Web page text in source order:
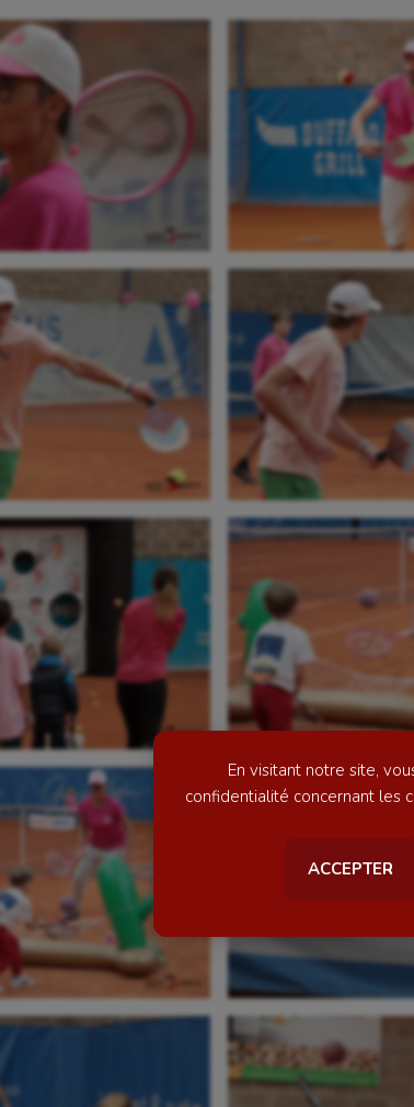
En visitant notre site,
confidentialité concernant les
ACCEPTER
Danse
Equitation
Escalade
Fitness
Flag football
Football américain
Golf
Gymnastique
Gymnastique rythmique
Haltérophilie
Handisport